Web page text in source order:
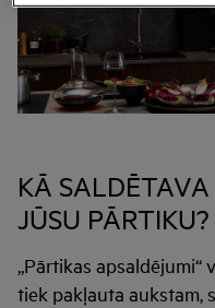
KĀ
JŪSU PĀRTIKU?
„Pārtikas apsaldējumi“
tiek pakļauta aukstam,